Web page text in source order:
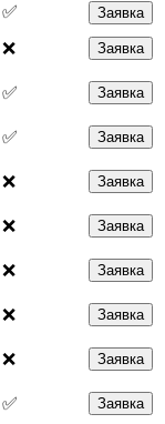
✅ Заявка
❌ Заявка
✅ Заявка
✅ Заявка
❌ Заявка
❌ Заявка
❌ Заявка
❌ Заявка
❌ Заявка
✅ Заявка